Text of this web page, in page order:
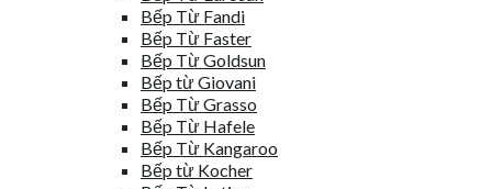
Bếp Từ Fandi
Bếp Từ Faster
Bếp Từ Goldsun
Bếp từ Giovani
Bếp Từ Grasso
Bếp Từ Hafele
Bếp Từ Kangaroo
Bếp từ Kocher